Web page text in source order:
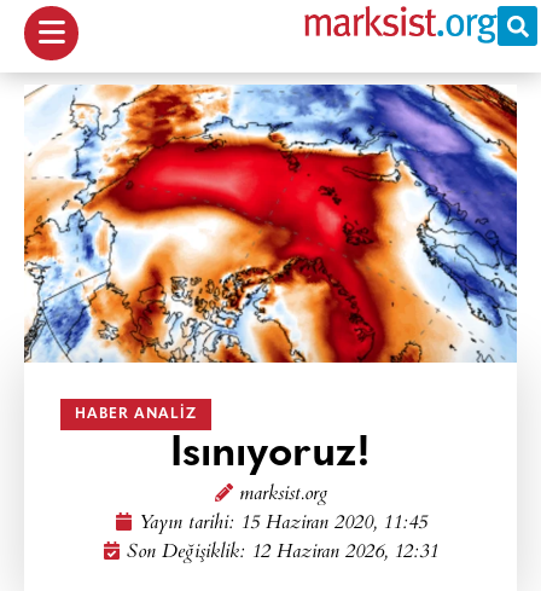
HABER ANALIZ
Isınıyoruz!
marksist.org
Yayın tarihi: 15 Haziran 2020, 11:45
Son Değişiklik: 12 Haziran 2026, 12:31